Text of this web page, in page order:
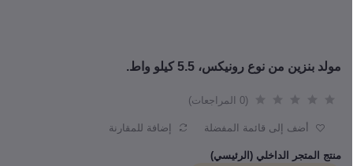
مولد بنزين من نوع رونيكس، 5.5 كيلو واط.
(0 المراجعات)
أضف إلى قائمة المفضلة إضافة للمقارنة
منتج المتجر الداخلي (الرئيسي)